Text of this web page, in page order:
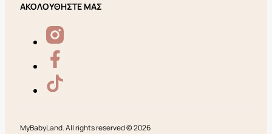
ΑΚΟΛΟΥΘΗΣΤΕ ΜΑΣ
MyBabyLand. All rights reserved © 2026